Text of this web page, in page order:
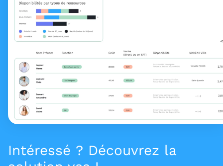
Intéressé ? Découvrez la